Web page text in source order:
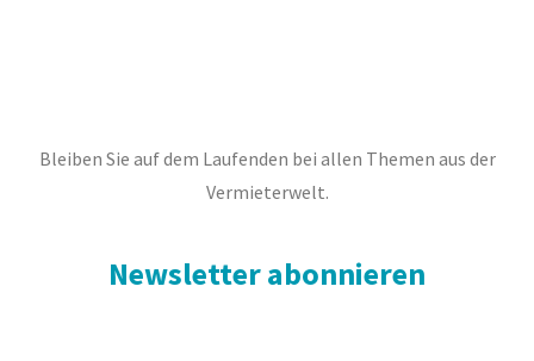
Bleiben Sie auf dem Laufenden bei allen Themen aus der
Vermieterwelt.
Newsletter abonnieren